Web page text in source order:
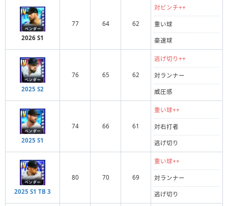
2026 S1
77 64 62
対ピンチ++
重い球
豪速球
2025 S2
76 65 62
逃げ切り++
対ランナー
威圧感
2025 S1
74 66 61
重い球++
対右打者
逃げ切り
2025 S1 TB 3
80 70 69
重い球++
対ランナー
逃げ切り